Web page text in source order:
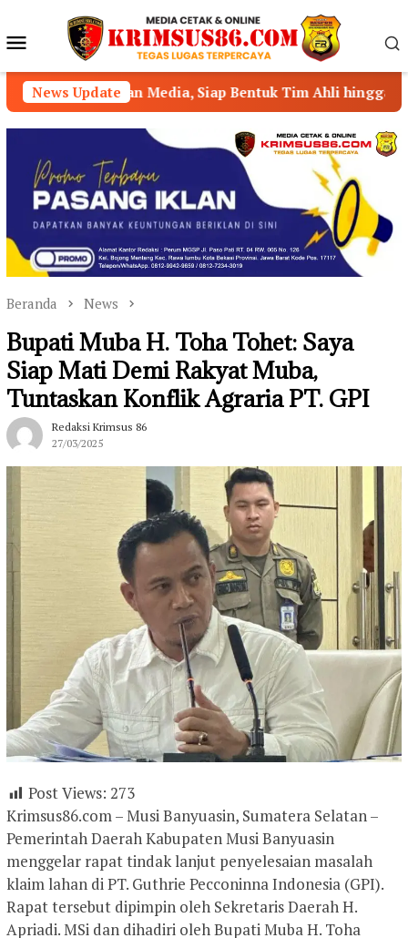
konten Menu
Mobile
News Update
Media, Siap Bentuk Tim Ahli hingga Kembangkan
Beranda News
Bupati Muba H. Toha Tohet: Saya
Siap Mati Demi Rakyat Muba,
Tuntaskan Konflik Agraria PT. GPI
Redaksi Krimsus 86
27/03/2025
Post Views: 273
Krimsus86.com – Musi Banyuasin, Sumatera Selatan –
Pemerintah Daerah Kabupaten Musi Banyuasin
menggelar rapat tindak lanjut penyelesaian masalah
klaim lahan di PT. Guthrie Pecconinna Indonesia (GPI).
Rapat tersebut dipimpin oleh Sekretaris Daerah H.
Apriadi. MSi dan dihadiri oleh Bupati Muba H. Toha